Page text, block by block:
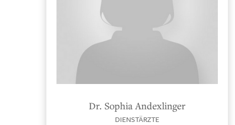
Dr. Sophia Andexlinger
DIENSTÄRZTE